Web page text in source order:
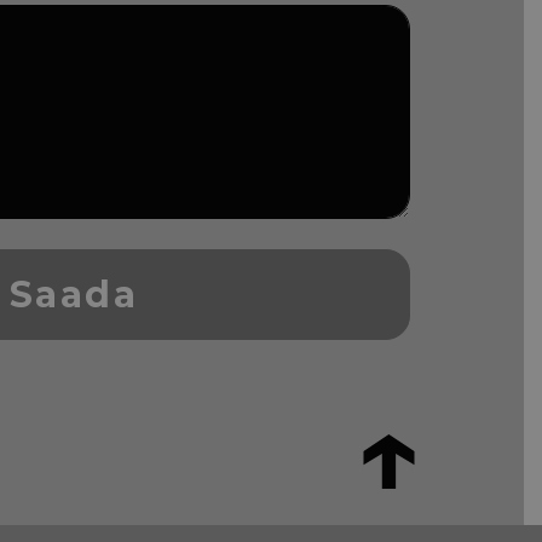
Saada